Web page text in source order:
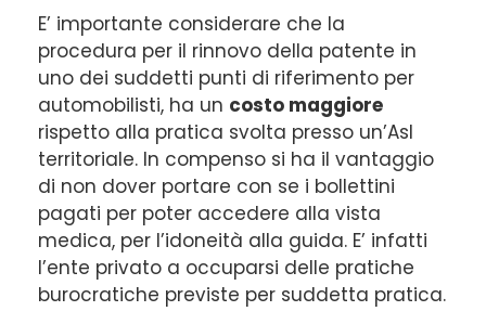
E’ importante considerare che la
procedura per il rinnovo della patente in
uno dei suddetti punti di riferimento per
automobilisti, ha un costo maggiore
rispetto alla pratica svolta presso un’Asl
territoriale. In compenso si ha il vantaggio
di non dover portare con se i bollettini
pagati per poter accedere alla vista
medica, per l’idoneità alla guida. E’ infatti
l’ente privato a occuparsi delle pratiche
burocratiche previste per suddetta pratica.